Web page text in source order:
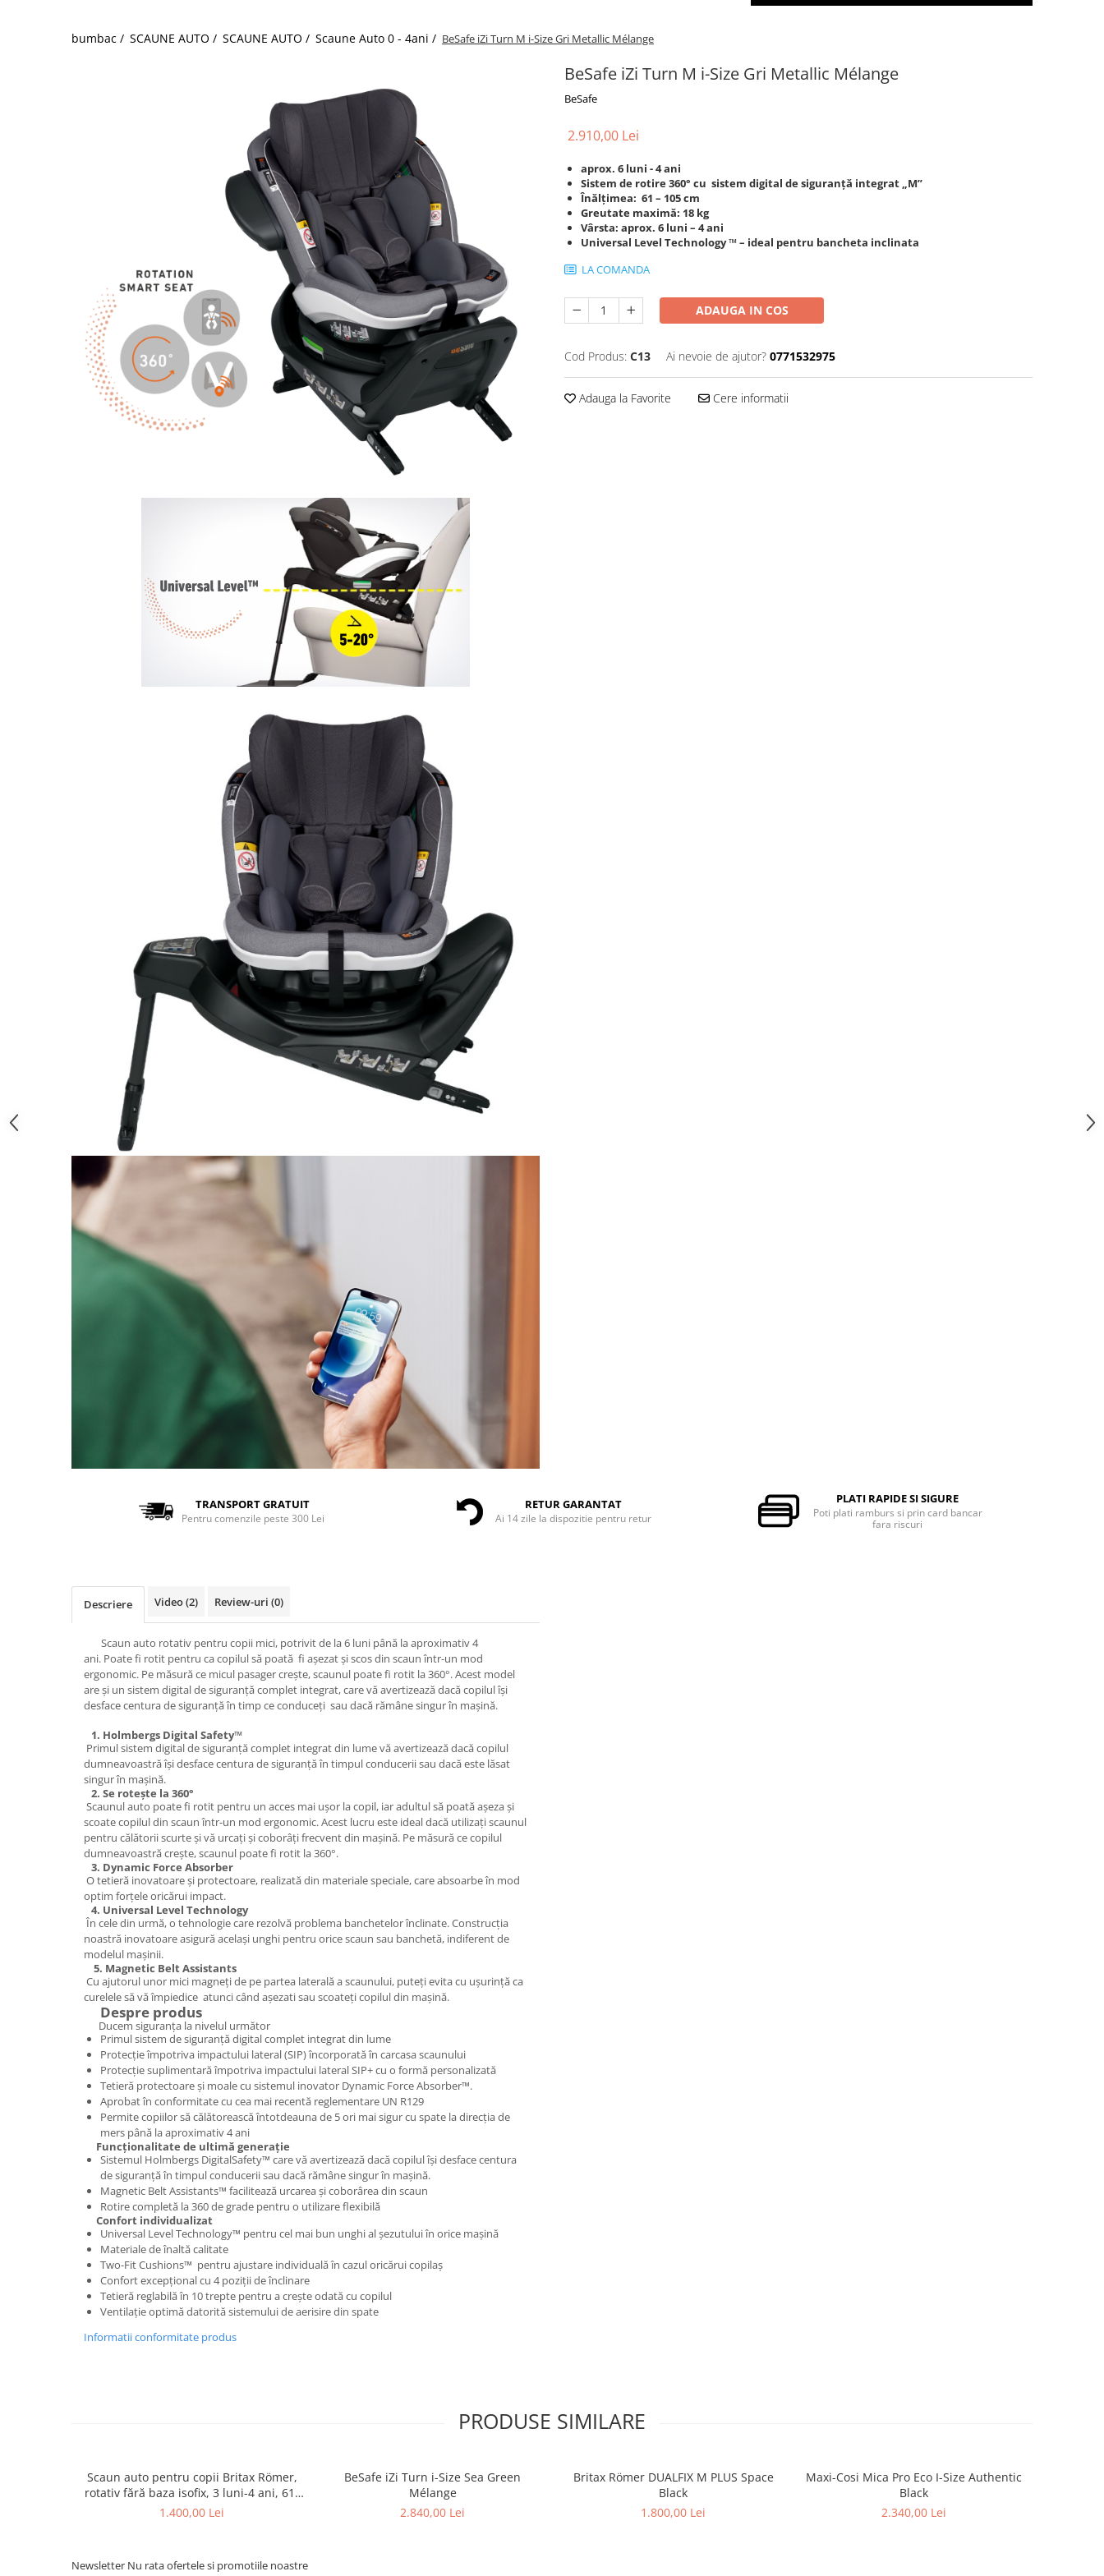
bumbac / SCAUNE AUTO / SCAUNE AUTO / Scaune Auto 0 - 4ani / BeSafe iZi Turn M i-Size Gri Metallic Mélange
BeSafe iZi Turn M i-Size Gri Metallic Mélange
BeSafe
2.910,00 Lei
aprox. 6 luni - 4 ani
Sistem de rotire 360° cu sistem digital de siguranță integrat „M”
Înălțimea: 61 – 105 cm
Greutate maximă: 18 kg
Vârsta: aprox. 6 luni – 4 ani
Universal Level Technology ™ – ideal pentru bancheta inclinata
LA COMANDA
ADAUGA IN COS
Cod Produs: C13 Ai nevoie de ajutor? 0771532975
Adauga la Favorite Cere informatii
TRANSPORT GRATUIT
Pentru comenzile peste 300 Lei
RETUR GARANTAT
Ai 14 zile la dispozitie pentru retur
PLATI RAPIDE SI SIGURE
Poti plati ramburs si prin card bancar
fara riscuri
Descriere Video(2) Review-uri (0)
Scaun auto rotativ pentru copii mici, potrivit de la 6 luni până la aproximativ 4
ani. Poate fi rotit pentru ca copilul să poată fi așezat și scos din scaun într-un mod
ergonomic. Pe măsură ce micul pasager crește, scaunul poate fi rotit la 360°. Acest model
are și un sistem digital de siguranță complet integrat, care vă avertizează dacă copilul își
desface centura de siguranță în timp ce conduceți sau dacă rămâne singur în mașină.
1. Holmbergs Digital Safety™
Primul sistem digital de siguranță complet integrat din lume vă avertizează dacă copilul
dumneavoastră își desface centura de siguranță în timpul conducerii sau dacă este lăsat
singur în mașină.
2. Se rotește la 360°
Scaunul auto poate fi rotit pentru un acces mai ușor la copil, iar adultul să poată așeza și
scoate copilul din scaun într-un mod ergonomic. Acest lucru este ideal dacă utilizați scaunul
pentru călătorii scurte și vă urcați și coborâți frecvent din mașină. Pe măsură ce copilul
dumneavoastră crește, scaunul poate fi rotit la 360°.
3. Dynamic Force Absorber
O tetieră inovatoare și protectoare, realizată din materiale speciale, care absoarbe în mod
optim forțele oricărui impact.
4. Universal Level Technology
În cele din urmă, o tehnologie care rezolvă problema banchetelor înclinate. Construcția
noastră inovatoare asigură același unghi pentru orice scaun sau banchetă, indiferent de
modelul mașinii.
5. Magnetic Belt Assistants
Cu ajutorul unor mici magneți de pe partea laterală a scaunului, puteți evita cu ușurință ca
curelele să vă împiedice atunci când așezati sau scoateți copilul din mașină.
Despre produs
Ducem siguranța la nivelul următor
Primul sistem de siguranță digital complet integrat din lume
Protecție împotriva impactului lateral (SIP) încorporată în carcasa scaunului
Protecție suplimentară împotriva impactului lateral SIP+ cu o formă personalizată
Tetieră protectoare și moale cu sistemul inovator Dynamic Force Absorber™.
Aprobat în conformitate cu cea mai recentă reglementare UN R129
Permite copiilor să călătorească întotdeauna de 5 ori mai sigur cu spate la direcția de
mers până la aproximativ 4 ani
Funcționalitate de ultimă generație
Sistemul Holmbergs DigitalSafety™ care vă avertizează dacă copilul își desface centura
de siguranță în timpul conducerii sau dacă rămâne singur în mașină.
Magnetic Belt Assistants™ facilitează urcarea și coborârea din scaun
Rotire completă la 360 de grade pentru o utilizare flexibilă
Confort individualizat
Universal Level Technology™ pentru cel mai bun unghi al șezutului în orice mașină
Materiale de înaltă calitate
Two-Fit Cushions™ pentru ajustare individuală în cazul oricărui copilaș
Confort excepțional cu 4 poziții de înclinare
Tetieră reglabilă în 10 trepte pentru a crește odată cu copilul
Ventilație optimă datorită sistemului de aerisire din spate
Informatii conformitate produs
PRODUSE SIMILARE
Scaun auto pentru copii Britax Römer,
rotativ fără baza isofix, 3 luni-4 ani, 61-
105 cm, 0-18 kg, DUALFIX 5Z + insert
1.400,00 Lei
BeSafe iZi Turn i-Size Sea Green
Mélange
2.840,00 Lei
Britax Römer DUALFIX M PLUS Space
Black
1.800,00 Lei
Maxi-Cosi Mica Pro Eco I-Size Authentic
Black
2.340,00 Lei
Newsletter Nu rata ofertele si promotiile noastre